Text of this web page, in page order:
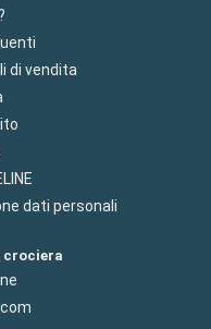
di vendita
dati personali
crociera